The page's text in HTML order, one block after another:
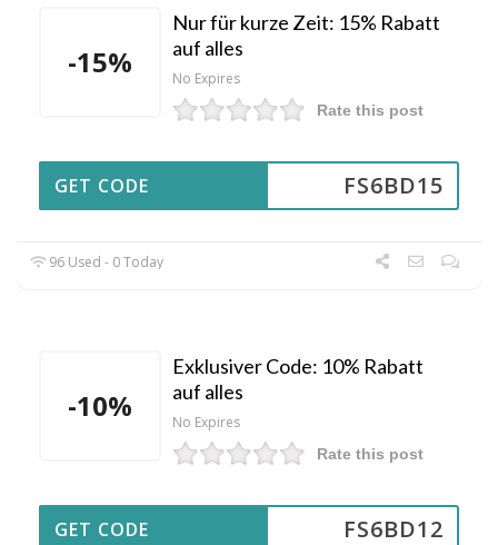
-15%
Nur für kurze Zeit: 15% Rabatt
auf alles
No Expires
Rate this post
FS6BD15
GET CODE
96 Used - 0 Today
-10%
Exklusiver Code: 10% Rabatt
auf alles
No Expires
Rate this post
FS6BD12
GET CODE